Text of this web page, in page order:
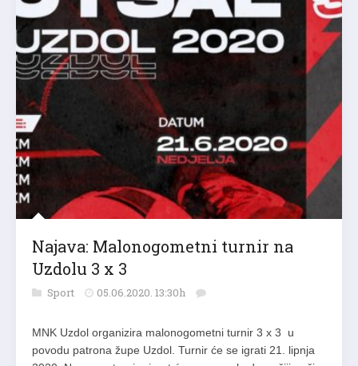
Najava: Malonogometni turnir na
Uzdolu 3 x 3
Sport 05.06.2020. 13:30h
MNK Uzdol organizira malonogometni turnir 3 x 3 u
povodu patrona župe Uzdol. Turnir će se igrati 21. lipnja